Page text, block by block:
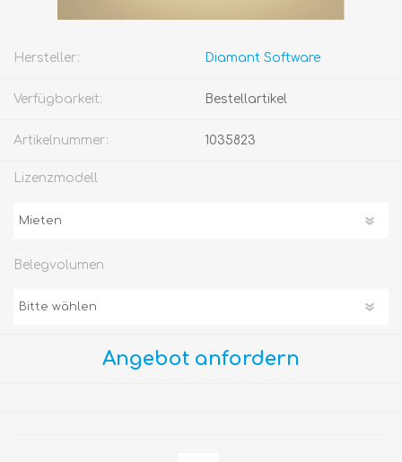
Hersteller: Diamant Software
Verfügbarkeit: Bestellartikel
Artikelnummer: 1035823
Lizenzmodell
Belegvolumen
Angebot anfordern